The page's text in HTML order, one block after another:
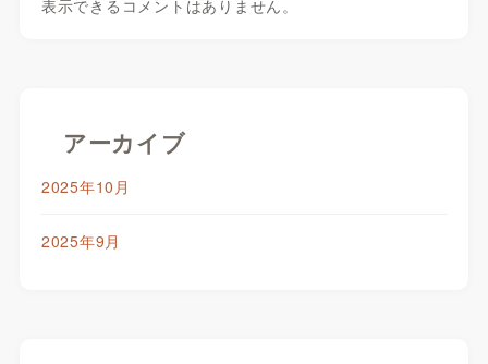
表示できるコメントはありません。
アーカイブ
2025年10月
2025年9月